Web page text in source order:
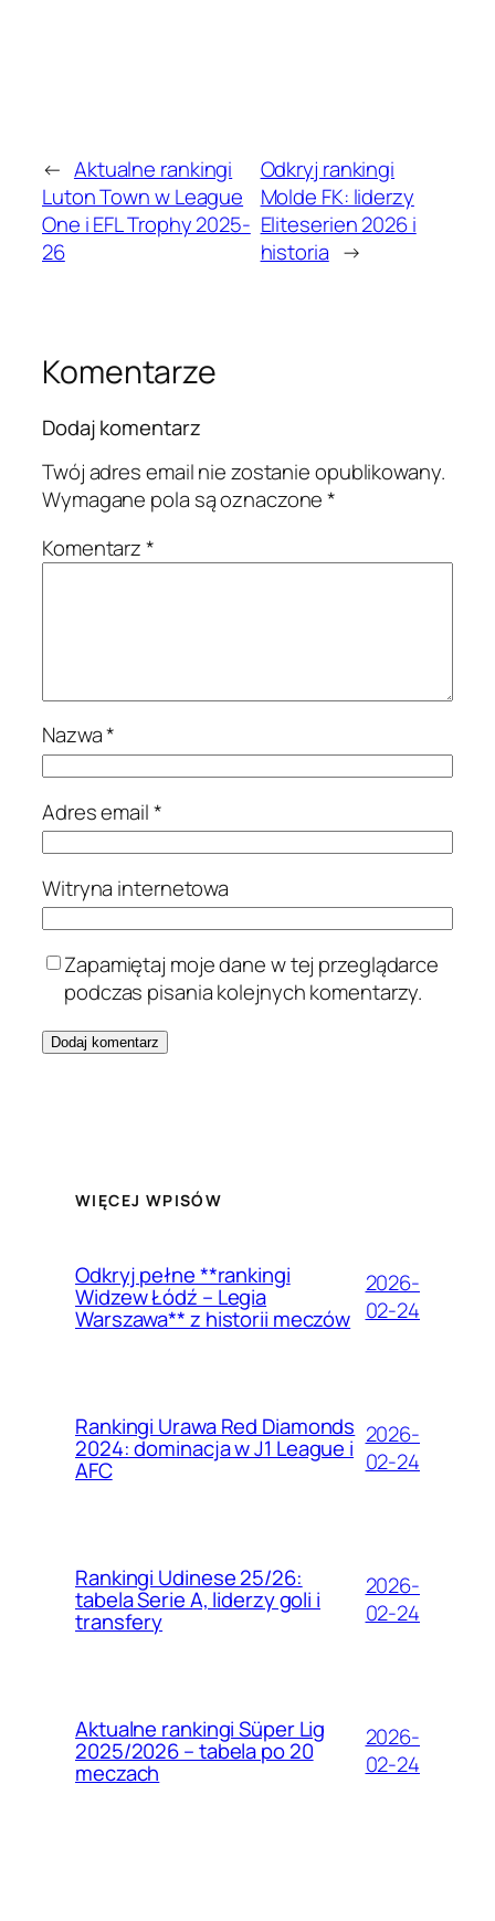
← Aktualne rankingi
Luton Town w League
One i EFL Trophy 2025-
26
Odkryj rankingi
Molde FK: liderzy
Eliteserien 2026 i
historia →
Komentarze
Dodaj komentarz
Twój adres email nie zostanie opublikowany.
Wymagane pola są oznaczone*
Komentarz*
Nazwa*
Adres email*
Witryna internetowa
Zapamiętaj moje dane w tej przeglądarce
podczas pisania kolejnych komentarzy.
WIĘCEJ WPISÓW
Odkryj pełne **rankingi
Widzew Łódź – Legia
Warszawa** z historii meczów
2026-
02-24
Rankingi Urawa Red Diamonds
2024: dominacja w J1 League i
AFC
2026-
02-24
Rankingi Udinese 25/26:
tabela Serie A, liderzy goli i
transfery
2026-
02-24
Aktualne rankingi Süper Lig
2025/2026 – tabela po 20
meczach
2026-
02-24